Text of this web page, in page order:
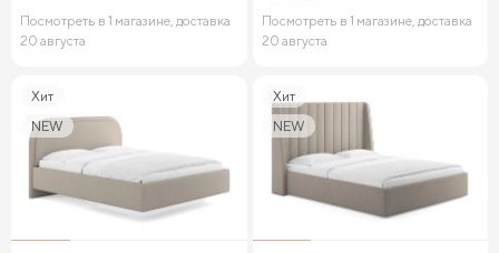
Посмотреть в 1 магазине, доставка
20 августа
Посмотреть в 1 магазине, доставка
20 августа
Хит
NEW
Хит
NEW